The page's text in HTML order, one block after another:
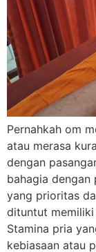
Pernahkah om
atau merasa
dengan
bahagia dengan
yang prioritas
dituntut
Stamina pria
kebiasaan atau